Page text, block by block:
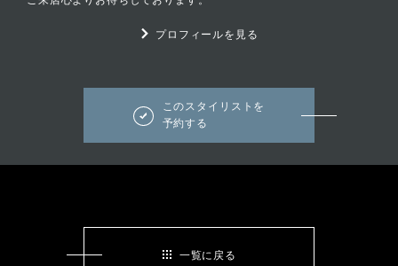
プロフィールを見る
このスタイリストを
予約する
一覧に戻る